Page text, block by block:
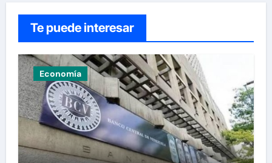
Te puede interesar
Economía